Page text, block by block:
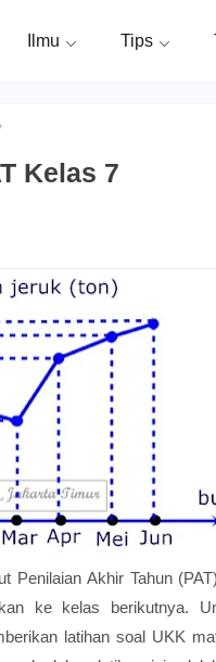
Ilmu Tips
Kelas 7
Penilaian Akhir Tahun
ke kelas berikutnya.
latihan soal UKK